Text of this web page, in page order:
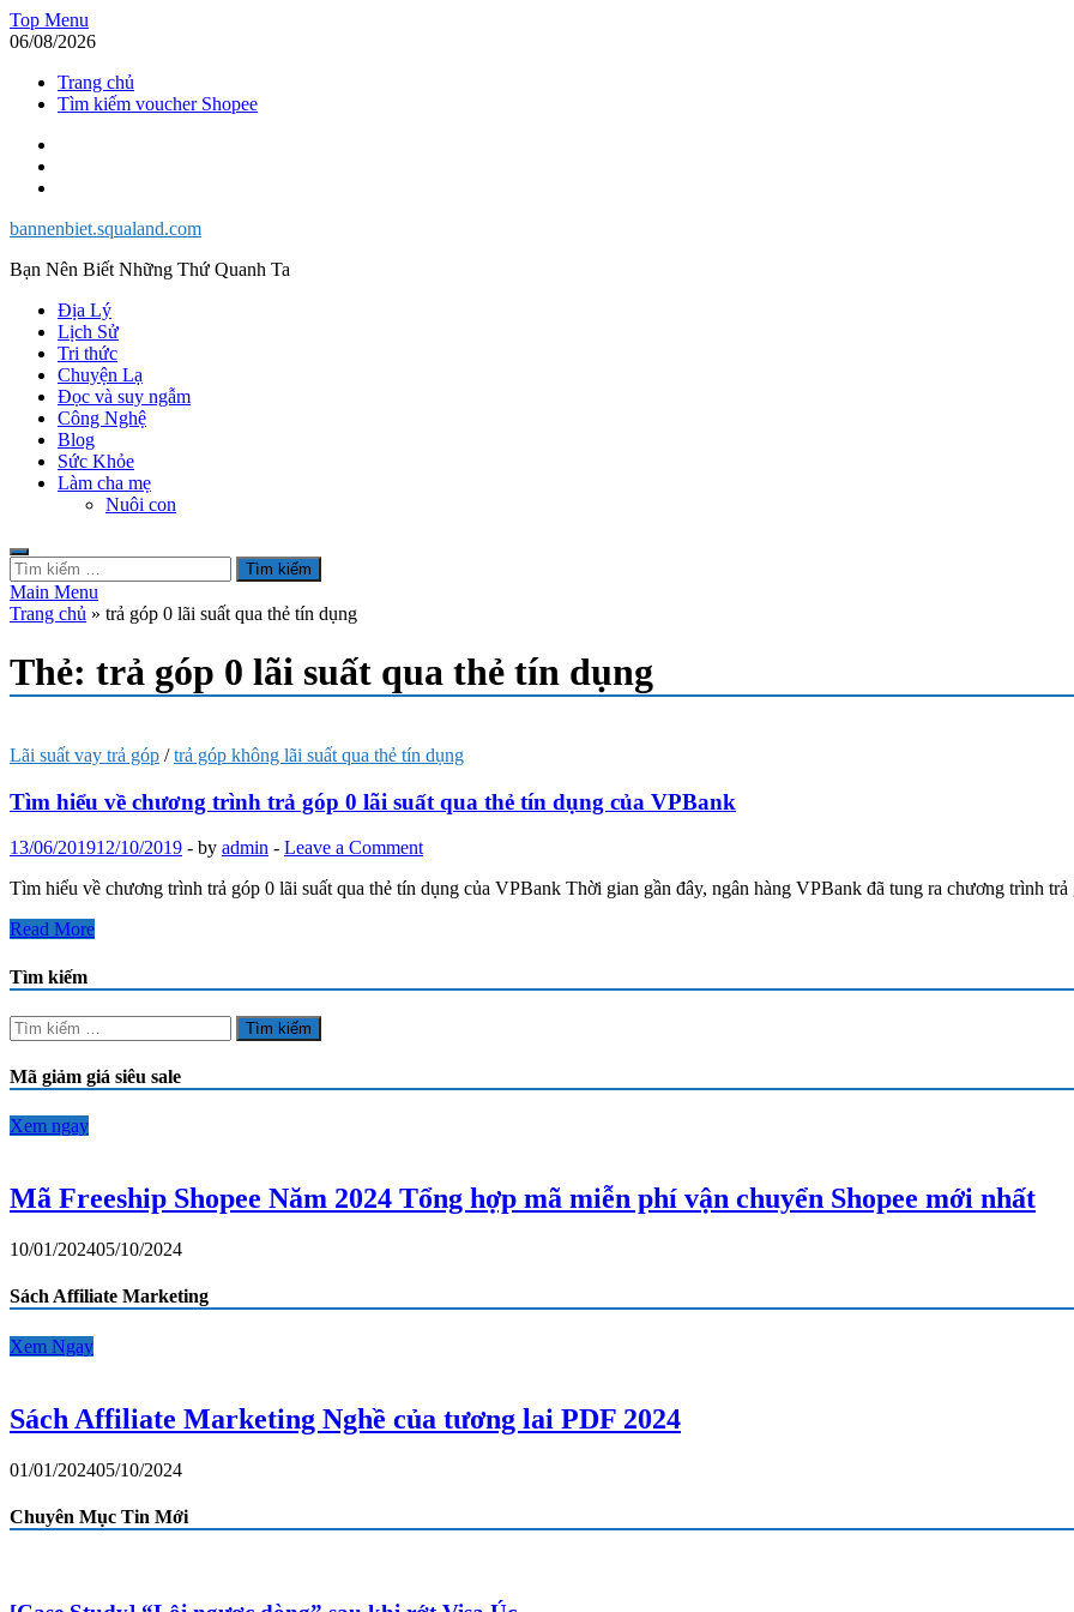
Skip
to
Top Menu
06/08/2026
Trang chủ
Tìm kiếm voucher Shopee
bannenbiet.squaland.com
Bạn Nên Biết Những Thứ Quanh Ta
Địa Lý
Lịch Sử
Tri thức
Chuyện Lạ
Đọc và suy ngẫm
Công Nghệ
Blog
Sức Khỏe
Làm cha mẹ
Nuôi con
Tìm
kiếm
cho:
Main Menu
Trang chủ » trả góp 0 lãi suất qua thẻ tín dụng
Thẻ: trả góp 0 lãi suất qua thẻ tín dụng
Lãi suất vay trả góp /trả góp không lãi suất qua thẻ tín dụng
Tìm hiểu về chương trình trả góp 0 lãi suất qua thẻ tín dụng của VPBank
13/06/201912/10/2019 - by admin - Leave a Comment
Tìm hiểu về chương trình trả góp 0 lãi suất qua thẻ tín dụng của VPBank Thời gian gần đây, ngân hàng VPBank đã tung ra chương trình
Tìm
về
chương
trình
trả
0
suất
tín
dụng
VPBank
Read More
Tìm kiếm
Tìm
kiếm
cho:
Mã giảm giá siêu sale
Xem ngay
Mã Freeship Shopee Năm 2024 Tổng hợp mã miễn phí vận chuyển Shopee mới nhất
10/01/202405/10/2024
Sách Affiliate Marketing
Xem Ngay
Sách Affiliate Marketing Nghề của tương lai PDF 2024
01/01/202405/10/2024
Chuyên Mục Tin Mới